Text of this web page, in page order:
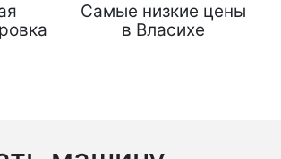
Самые низкие цены
в Власихе